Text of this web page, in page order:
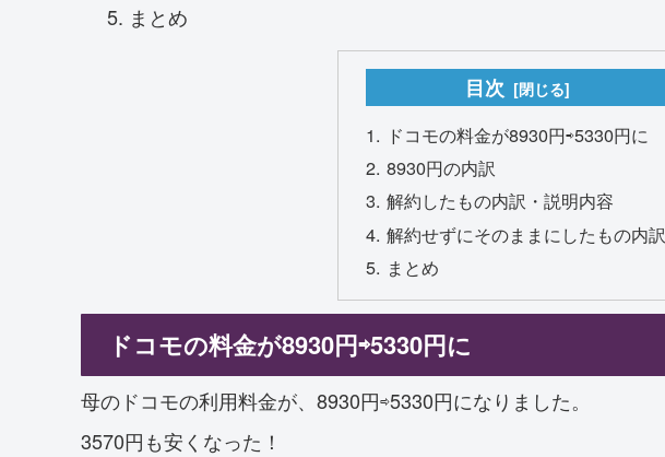
まとめ
目次
ドコモの料金が8930円⇨5330円に
8930円の内訳
解約したもの内訳・説明内容
解約せずにそのままにしたもの内訳
まとめ
ドコモの料金が8930円⇨5330円に
母のドコモの利用料金が、8930円⇨5330円になりました。
3570円も安くなった！